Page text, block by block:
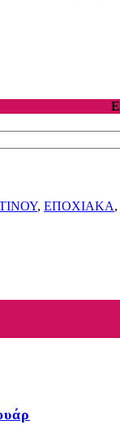
, ΕΠΟΧΙΑΚΑ,